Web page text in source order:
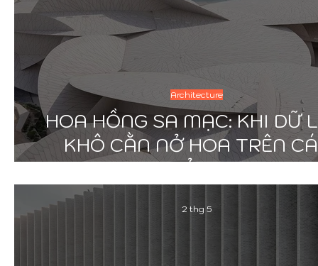
HOA HỒNG SA MẠC: KHI DỮ
KHÔ CẰN NỞ HOA TRÊN
BỎNG
Architecture
2 thg 5